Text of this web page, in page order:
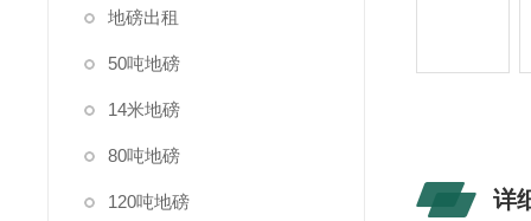
地磅出租
50吨地磅
14米地磅
80吨地磅
120吨地磅 详